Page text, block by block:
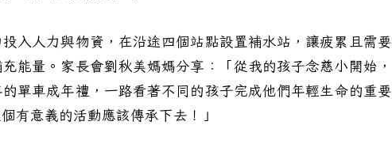
人力與物資，在沿途四個站點設置補水站，讓疲累且需要
能量。家長會劉秋美媽媽分享：「從我的孩子念慈小開始，
單車成年禮，一路看著不同的孩子完成他們年輕生命的重要
有意義的活動應該傳承下去！」